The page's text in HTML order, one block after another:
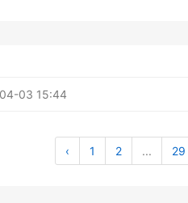
03 15:44
‹ 1 2 ... 29